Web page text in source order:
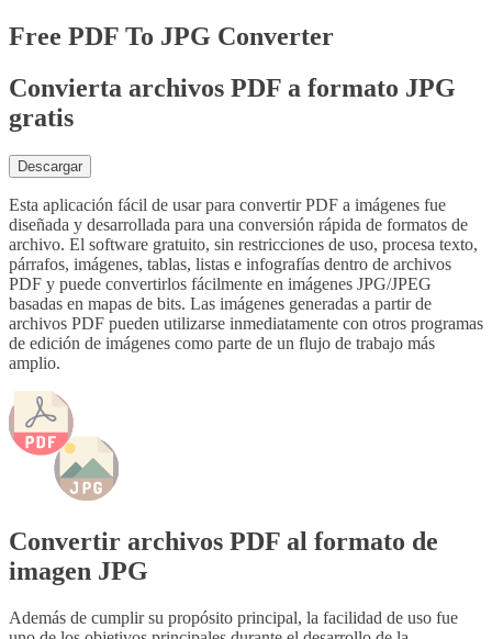
Free PDF To JPG Converter
Convierta archivos PDF a formato JPG
gratis
Descargar
Esta aplicación fácil de usar para convertir PDF a imágenes fue
diseñada y desarrollada para una conversión rápida de formatos de
archivo. El software gratuito, sin restricciones de uso, procesa texto,
párrafos, imágenes, tablas, listas e infografías dentro de archivos
PDF y puede convertirlos fácilmente en imágenes JPG/JPEG
basadas en mapas de bits. Las imágenes generadas a partir de
archivos PDF pueden utilizarse inmediatamente con otros programas
de edición de imágenes como parte de un flujo de trabajo más
amplio.
Convertir archivos PDF al formato de
imagen JPG
Además de cumplir su propósito principal, la facilidad de uso fue